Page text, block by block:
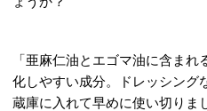
「亜麻仁油とエゴマ油に含ま
化しやすい成分。ドレッシング
蔵庫に入れて早めに使い切りま